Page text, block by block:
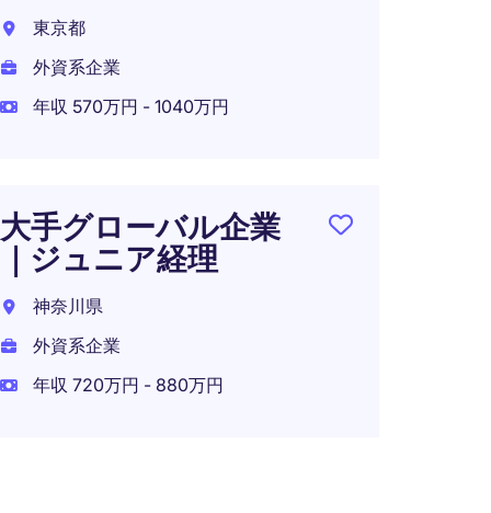
東京都
外資系企業
年収 570万円 - 1040万円
大手グローバル企業
｜ジュニア経理
神奈川県
外資系企業
年収 720万円 - 880万円